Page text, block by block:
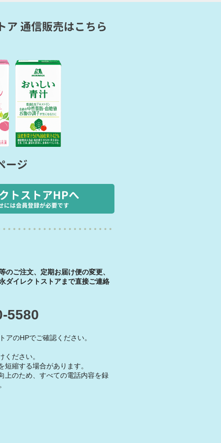
ア 通信販売はこちら
ージ
トストアHPへ
には会員登録が必要です
のご注文、定期お届け便の変更、
ダイレクトストアまで直接ご連絡
5580
アのHPでご確認ください。
ださい。
縮する場合があります。
上のため、すべての電話内容を録